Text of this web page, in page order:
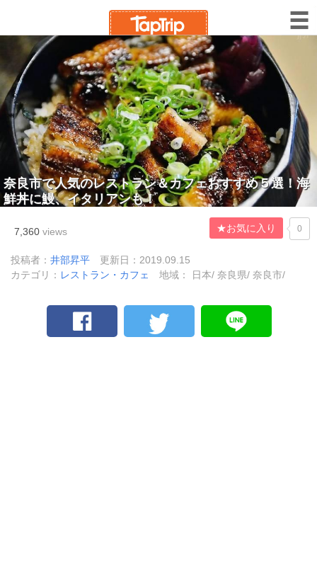
奈良市で人気のレストラン＆カフェおすすめ５選！海
鮮丼に鰻、イタリアンも！
7,360 views ★お気に入り 0
投稿者： 井部昇平
更新日：2019.09.15
カテゴリ： レストラン・カフェ 地域： 日本/ 奈良県/ 奈良市/